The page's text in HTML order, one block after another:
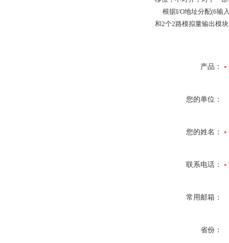
根据I/O地址分配(6输
和2个2路模拟量输出模
产品：
您的单位：
您的姓名：
联系电话：
常用邮箱：
省份：